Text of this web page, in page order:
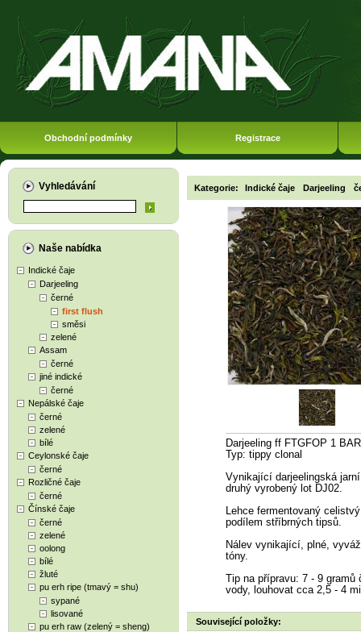
Obchodní podmínky Registrace
Vyhledávání
Naše nabídka
Indické čaje
Darjeeling
černé
first flush
směsi
zelené
Assam
černé
jiné indické
černé
Nepálské čaje
černé
zelené
bílé
Ceylonské čaje
černé
Rozličné čaje
černé
Čínské čaje
černé
zelené
oolong
bílé
žluté
pu erh ripe (tmavý = shu)
sypané
lisované
pu erh raw (zelený = sheng)
Kategorie: Indické čaje Darjeeling
Darjeeling ff FTGFOP 1
Typ: tippy clonal
Vynikající darjeelingská
druhý vyrobený lot DJ02.
Lehce fermentovaný
podílem stříbrných tipsů.
Nálev vynikající, plné,
tóny.
Tip na přípravu: 7 - 9
vody, louhovat cca 2,5 - 4
Související položky: